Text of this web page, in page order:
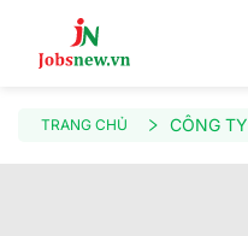
TRANG CHỦ CÔNG TY